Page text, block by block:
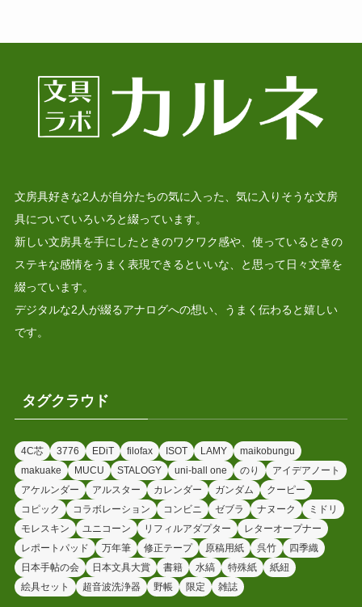
文房具好きな2人が自分たちの気に入った、気に入りそうな文房
具についていろいろと綴っています。
新しい文房具を手にしたときのワクワク感や、使っているときの
ステキな感情をうまく表現できるといいな、と思って日々文章を
綴っています。
デジタルな2人が綴るアナログへの想い、うまく伝わると嬉しい
です。
タグクラウド
4C芯 3776 EDiT filofax ISOT LAMY
maikobungu
makuake
MUCU STALOGY uni-ball one のり
アイデアノート
アケルンダー
アルスター カレンダー ガンダム
クーピー
コピック
コラボレーション コンビニ ゼブラ ナヌーク
ミドリ
モレスキン
ユニコーン リフィルアダプター
レターオープナー
レポートパッド
万年筆 修正テープ 原稿用紙 呉竹
四季織
日本手帖の会
日本文具大賞 書籍 水縞 特殊紙
紙紐
絵具セット
超音波洗浄器 野帳 限定 雑誌